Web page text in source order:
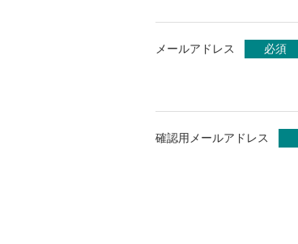
メールアドレス 必須
確認用メールアドレス